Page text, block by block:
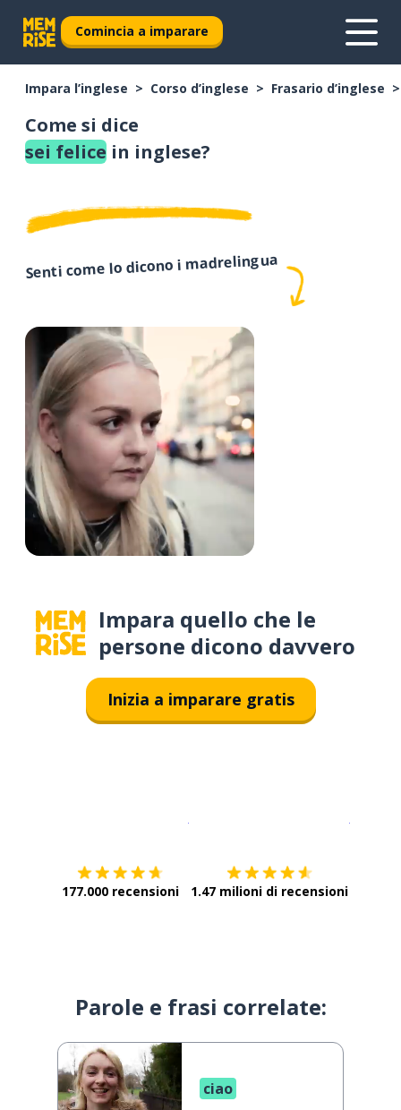
Comincia a imparare
Impara l’inglese Corso d’inglese Frasario d’inglese
Come si dice
sei felice in inglese?
Senti come lo dicono i madrelingua
Impara quello che le
persone dicono davvero
Inizia a imparare gratis
177.000 recensioni 1.47 milioni di recensioni
Parole e frasi correlate:
ciao